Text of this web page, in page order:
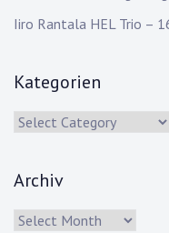
Iiro Rantala HEL Trio –
Kategorien
Kategorien
Archiv
Archiv